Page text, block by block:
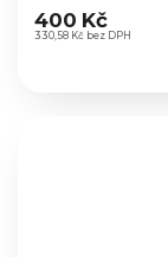
hodnocení
produktu
330,58 Kč bez DPH
400 Kč